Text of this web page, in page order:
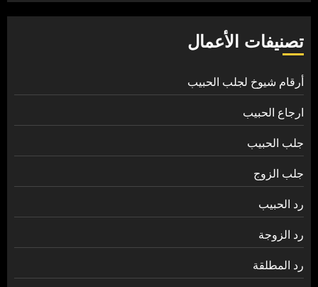
تصنيفات الأعمال
أرقام شيوخ لجلب الحبيب
ارجاع الحبيب
جلب الحبيب
جلب الزوج
رد الحبيب
رد الزوجة
رد المطلقة